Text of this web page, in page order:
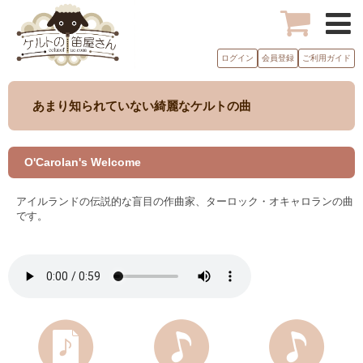
ログイン 会員登録 ご利用ガイド
あまり知られていない綺麗なケルトの曲
O'Carolan's Welcome
アイルランドの伝説的な盲目の作曲家、ターロック・オキャロランの曲
です。